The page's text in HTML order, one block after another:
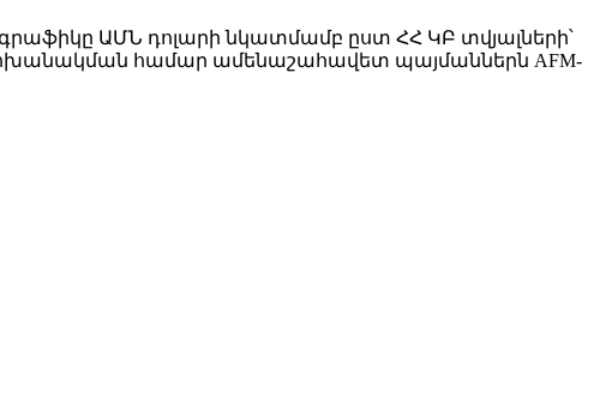
գրաֆիկը ԱՄՆ դոլարի նկատմամբ ըստ ՀՀ ԿԲ տվյալների՝
համար ամենաշահավետ պայմաններն AFM-